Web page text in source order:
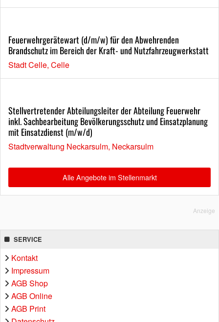
Feuerwehrgerätewart (d/m/w) für den Abwehrenden
Brandschutz im Bereich der Kraft- und Nutzfahrzeugwerkstatt
Stadt Celle, Celle
Stellvertretender Abteilungsleiter der Abteilung Feuerwehr
inkl. Sachbearbeitung Bevölkerungsschutz und Einsatzplanung
mit Einsatzdienst (m/w/d)
Stadtverwaltung Neckarsulm, Neckarsulm
Alle Angebote im Stellenmarkt
Anzeige
SERVICE
Kontakt
Impressum
AGB Shop
AGB Online
AGB Print